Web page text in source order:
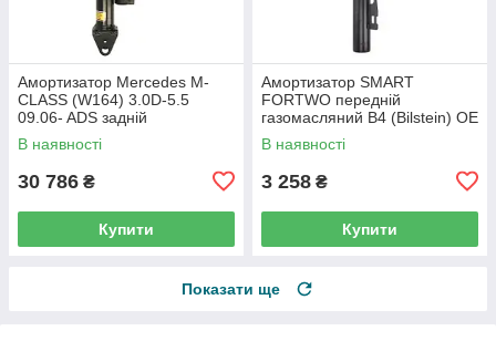
Амортизатор Mercedes M-
CLASS (W164) 3.0D-5.5
09.06- ADS задній
газомасляний B4 (Bilstein) OE
1643200731
В наявності
30 786 ₴
Купити
Амортизатор SMART
FORTWO передній
газомасляний B4 (Bilstein) OE
4513201131
В наявності
3 258 ₴
Купити
Показати ще